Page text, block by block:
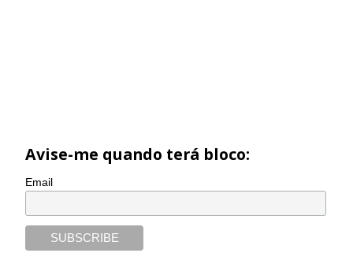
Avise-me quando terá bloco:
Email